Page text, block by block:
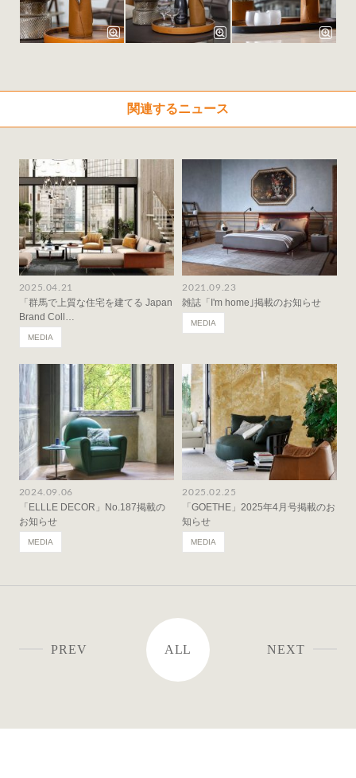
関連するニュース
2025.04.21
「群馬で上質な住宅を建てる Japan
Brand Coll…
MEDIA
2021.09.23
雑誌「I'm home｣掲載のお知らせ
MEDIA
2024.09.06
「ELLLE DECOR」No.187掲載の
お知らせ
MEDIA
2025.02.25
「GOETHE」2025年4月号掲載のお
知らせ
MEDIA
PREV ALL NEXT